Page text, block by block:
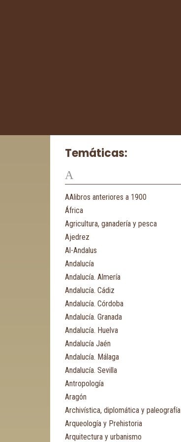
Temáticas:
A
AAlibros anteriores a 1900
África
Agricultura, ganadería y pesca
Ajedrez
Al-Andalus
Andalucía
Andalucía. Almería
Andalucía. Cádiz
Andalucía. Córdoba
Andalucía. Granada
Andalucía. Huelva
Andalucía Jaén
Andalucía. Málaga
Andalucía. Sevilla
Antropología
Aragón
Archivística, diplomática y paleografía
Arqueología y Prehistoria
Arquitectura y urbanismo